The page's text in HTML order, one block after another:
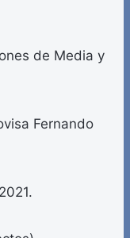
de Media y
Fernando